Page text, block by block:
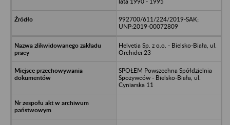
992700/611/224/2019-SAK;
UNP:2019-00072809
Helvetia Sp. z o.o. - Bielsko-Biała, ul.
Orchidei 23
SPOŁEM Powszechna Spółdzielnia
Spożywców - Bielsko-Biała, ul.
Cyniarska 11